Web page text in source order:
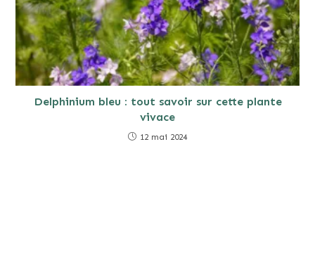
Delphinium bleu : tout savoir sur cette plante
vivace
12 mai 2024